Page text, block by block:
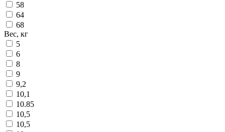
58
64
68
Вес, кг
5
6
8
9
9,2
10,1
10.85
10,5
10,5